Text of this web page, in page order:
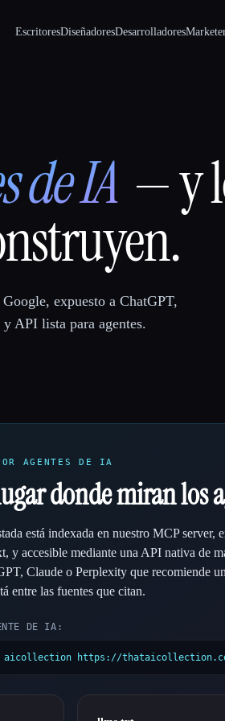
EscritoresDiseñadoresDesarrolladores
de IA — y
expuesto a ChatGPT,
API lista para agentes.
AGENTES DE IA
donde miran los
está indexada en nuestro MCP server,
y accesible mediante una API nativa de
Claude o Perplexity que recomiende
entre las fuentes que citan.
DE IA:
aicollection https://